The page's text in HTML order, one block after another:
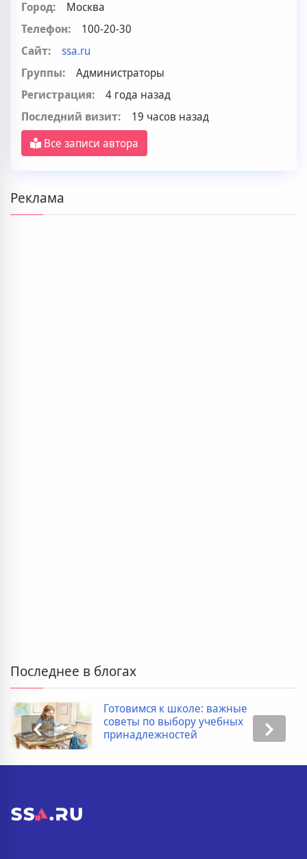
Город:
Москва
Телефон:
100-20-30
Сайт:
ssa.ru
Группы:
Администраторы
Регистрация:
4 года назад
Последний визит:
19 часов назад
Все записи автора
Реклама
Последнее в блогах
Готовимся к школе: важные
советы по выбору учебных
принадлежностей